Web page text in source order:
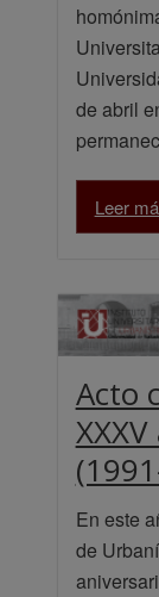
de abril
Leer
Acto
En este
de